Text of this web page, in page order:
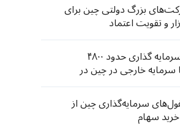
بزرگ دولتی چین برای
و تقویت اعتماد
افزایش سرمایه گذاری حدود ۴۸۰۰
خارجی در چین در
سال جاری
سرمایه‌گذاری چین از
سهام